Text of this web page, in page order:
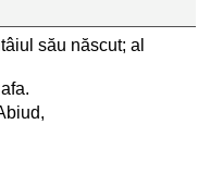
său născut; al